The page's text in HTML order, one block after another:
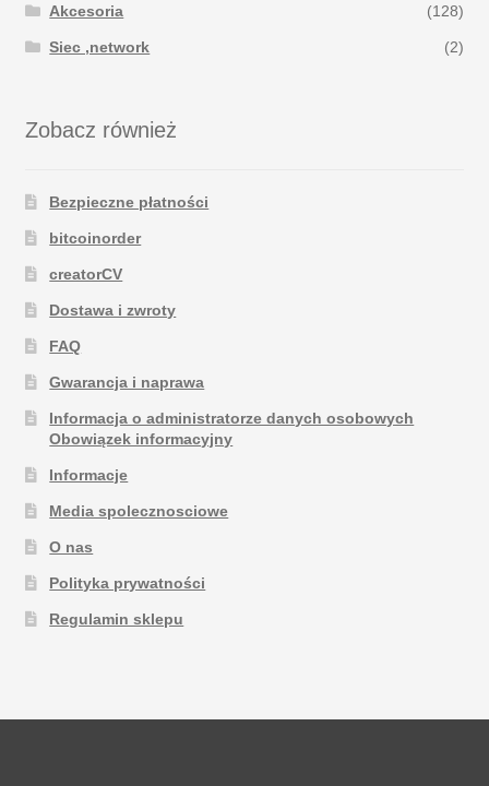
Akcesoria (128)
Siec ,network (2)
Zobacz również
Bezpieczne płatności
bitcoinorder
creatorCV
Dostawa i zwroty
FAQ
Gwarancja i naprawa
Informacja o administratorze danych osobowych
Obowiązek informacyjny
Informacje
Media spolecznosciowe
O nas
Polityka prywatności
Regulamin sklepu